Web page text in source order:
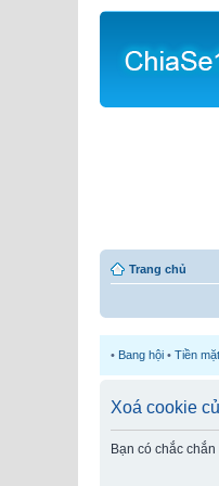
Trang chủ
• Bang hội • Tiền
Xoá cookie
Bạn có chắc